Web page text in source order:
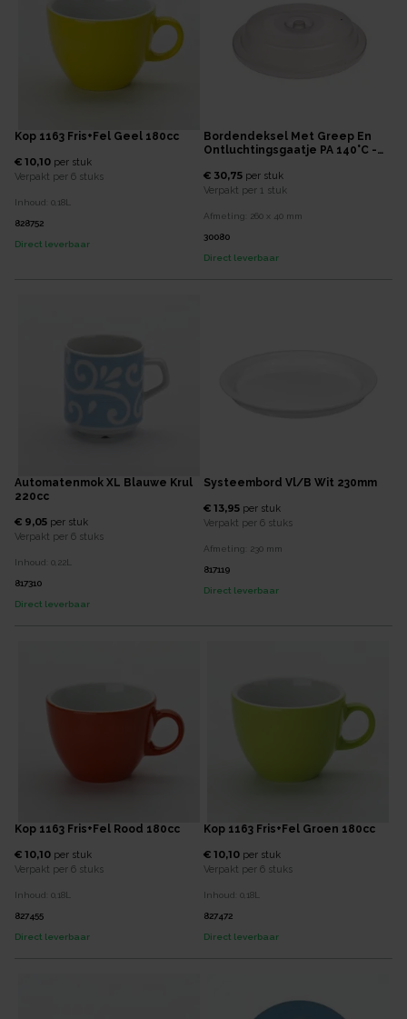
Kop 1163 Fris+Fel Geel 180cc
€ 10,10 per stuk
Verpakt per 6 stuks
Inhoud: 0,18L
828752
Direct leverbaar
Bordendeksel Met Greep En
Ontluchtingsgaatje PA 140°C -
€ 30,75 per stuk
Verpakt per 1 stuk
Afmeting: 260 x 40 mm
30080
Direct leverbaar
Automatenmok XL Blauwe Krul
220cc
€ 9,05 per stuk
Verpakt per 6 stuks
Inhoud: 0,22L
817310
Direct leverbaar
Systeembord Vl/b Wit 230mm
€ 13,95 per stuk
Verpakt per 6 stuks
Afmeting: 230 mm
817119
Direct leverbaar
Kop 1163 Fris+Fel Rood 180cc
€ 10,10 per stuk
Verpakt per 6 stuks
Inhoud: 0,18L
827455
Direct leverbaar
Kop 1163 Fris+Fel Groen 180cc
€ 10,10 per stuk
Verpakt per 6 stuks
Inhoud: 0,18L
827472
Direct leverbaar